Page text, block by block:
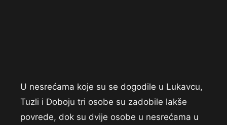
U nesrećama koje su se dogodile u Lukavcu,
Tuzli i Doboju tri osobe su zadobile lakše
povrede, dok su dvije osobe u nesrećama u